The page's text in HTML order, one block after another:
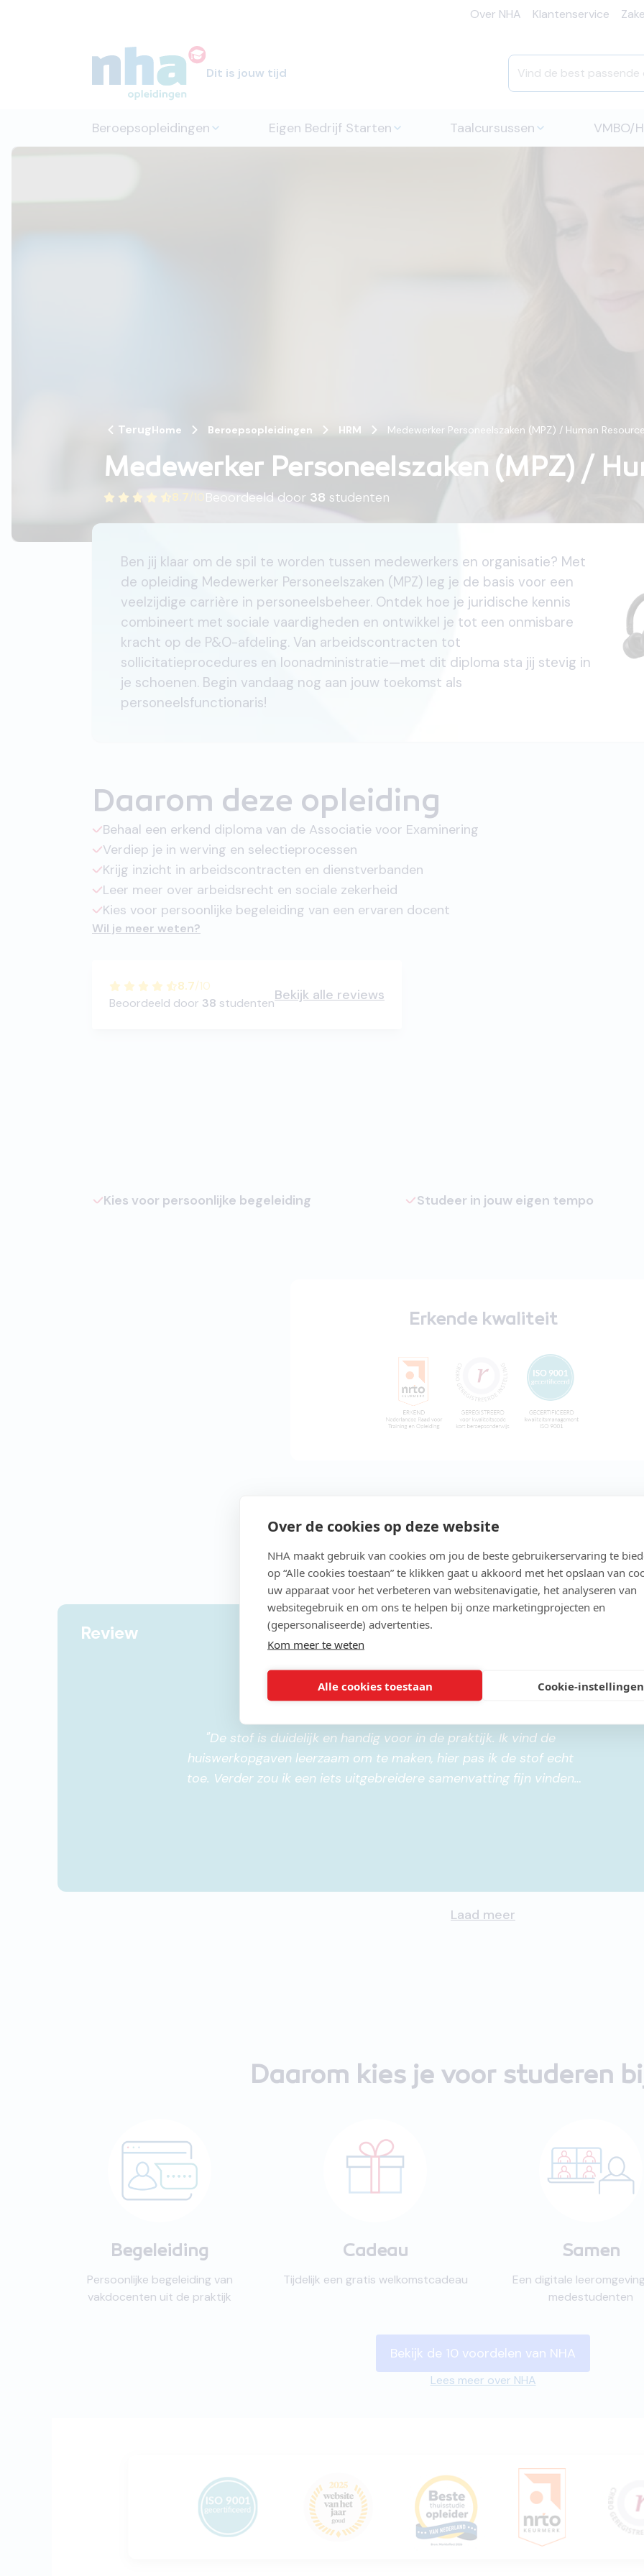
Over de cookies op deze website
NHA maakt gebruik van cookies om jou de beste gebruikerservaring te
op “Alle cookies toestaan” te klikken gaat u akkoord met het opslaan van
uw apparaat voor het verbeteren van websitenavigatie, het analyseren van
websitegebruik en om ons te helpen bij onze marketingprojecten en
(gepersonaliseerde) advertenties.
Kom meer te weten
Alle cookies toestaan Cookie-instellingen
Over NHA Klantenservice
Dit is jouw tijd
Beroepsopleidingen Eigen Bedrijf Starten Taalcursussen VMBO/
TerugHome Beroepsopleidingen HRM Medewerker Personeelszaken (MPZ) / Human
Medewerker Personeelszaken (MPZ) /
8.7 Beoordeeld door 38 studenten
Ben jij klaar om de spil te worden tussen medewerkers en organisatie? Met
de opleiding Medewerker Personeelszaken (MPZ) leg je de basis voor een
veelzijdige carrière in personeelsbeheer. Ontdek hoe je juridische kennis
combineert met sociale vaardigheden en ontwikkel je tot een onmisbare
kracht op de P&O-afdeling. Van arbeidscontracten tot
sollicitatieprocedures en loonadministratie—met dit diploma sta jij stevig in
je schoenen. Begin vandaag nog aan jouw toekomst als
personeelsfunctionaris!
Daarom deze opleiding
Behaal een erkend diploma van de Associatie voor Examinering
Verdiep je in werving en selectieprocessen
Krijg inzicht in arbeidscontracten en dienstverbanden
Leer meer over arbeidsrecht en sociale zekerheid
Kies voor persoonlijke begeleiding van een ervaren docent
Wil je meer weten?
8.7/10
Beoordeeld door 38 studentenBekijk alle reviews
Kies voor persoonlijke begeleiding Studeer in jouw eigen tempo
Erkende kwaliteit
Review
"De stof is duidelijk en handig voor in de praktijk. Ik vind de
huiswerkopgaven leerzaam om te maken, hier pas ik de stof echt
toe. Verder zou ik een iets uitgebreidere samenvatting fijn vinden
Laad meer
Daarom kies je voor studeren
Begeleiding
Persoonlijke begeleiding van
vakdocenten uit de praktijk
Cadeau
Tijdelijk een gratis welkomstcadeau
Samen
Een digitale
medestudenten
Bekijk de 10 voordelen van NHA
Lees meer over NHA